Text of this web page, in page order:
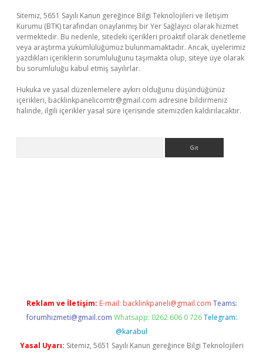
Sitemiz, 5651 Sayılı Kanun gereğince Bilgi Teknolojileri ve İletişim
Kurumu (BTK) tarafından onaylanmış bir Yer Sağlayıcı olarak hizmet
vermektedir. Bu nedenle, sitedeki içerikleri proaktif olarak denetleme
veya araştırma yükümlülüğümüz bulunmamaktadır. Ancak, üyelerimiz
yazdıkları içeriklerin sorumluluğunu taşımakta olup, siteye üye olarak
bu sorumluluğu kabul etmiş sayılırlar.
Hukuka ve yasal düzenlemelere aykırı olduğunu düşündüğünüz
içerikleri, backlinkpanelicomtr@gmail.com adresine bildirmeniz
halinde, ilgili içerikler yasal süre içerisinde sitemizden kaldırılacaktır.
Reklam ve İletişim: E-mail: backlinkpaneli@gmail.com Teams:
forumhizmeti@gmail.com Whatsapp: 0262 606 0 726 Telegram:
@karabul
Yasal Uyarı: Sitemiz, 5651 Sayılı Kanun gereğince Bilgi Teknolojileri